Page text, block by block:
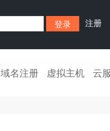
注册
域名注册 虚拟主机 云